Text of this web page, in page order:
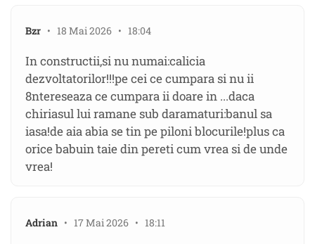
Bzr • 18 Mai 2026 • 18:04
In constructii,si nu numai:calicia
dezvoltatorilor!!!pe cei ce cumpara si nu ii
8ntereseaza ce cumpara ii doare in ...daca
chiriasul lui ramane sub daramaturi:banul sa
iasa!de aia abia se tin pe piloni blocurile!plus ca
orice babuin taie din pereti cum vrea si de unde
vrea!
Adrian • 17 Mai 2026 • 18:11